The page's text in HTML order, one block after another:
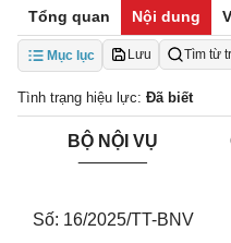
Tổng quan Nội dung
Mục lục Lưu Tìm từ
Tình trạng hiệu lực: Đã biết
BỘ NỘI VỤ
_______
Số: 16/2025/TT-BNV